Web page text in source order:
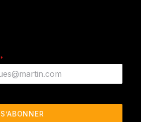
*
S’ABONNER